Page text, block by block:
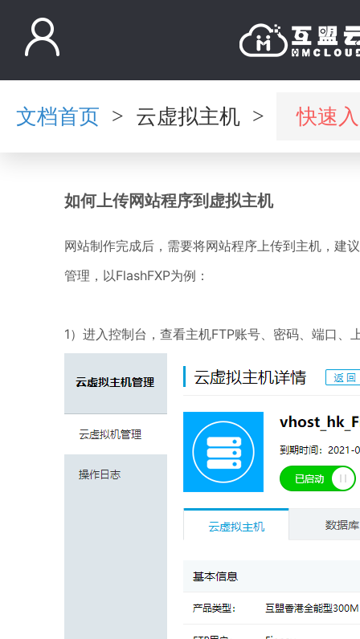
文档首页 > 云虚拟主机 > 快速
如何上传网站程序到虚拟主机
网站制作完成后，需要将网站程序上传到主机，建议
管理，以FlashFXP为例：
1）进入控制台，查看主机FTP账号、密码、端口、